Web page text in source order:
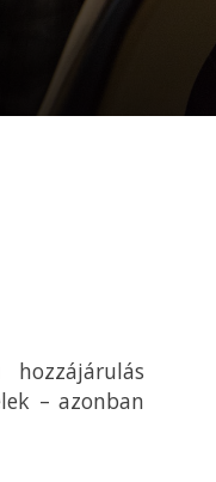
– azonban